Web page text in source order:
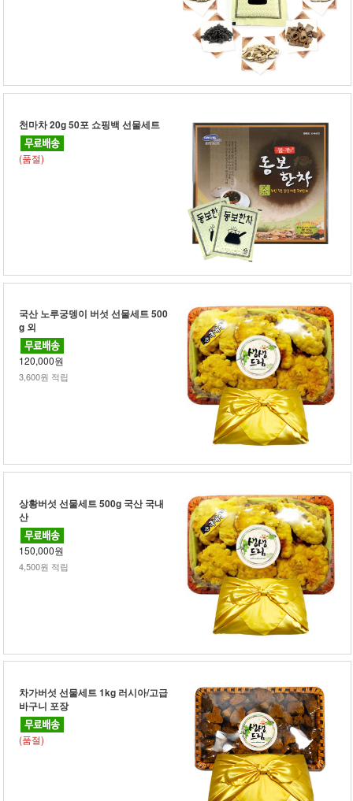
천마차 20g 50포 쇼핑백 선물세트
(품절)
국산 노루궁뎅이 버섯 선물세트 500
g 외
120,000원
3,600원 적립
상황버섯 선물세트 500g 국산 국내
산
150,000원
4,500원 적립
차가버섯 선물세트 1kg 러시아/고급
바구니 포장
(품절)